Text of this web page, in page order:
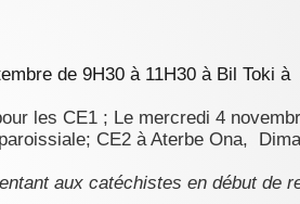
de 9H30 à 11H30 à Bil Toki
les CE1 ; Le mercredi 4
CE2 à Aterbe Ona,
aux catéchistes en début de